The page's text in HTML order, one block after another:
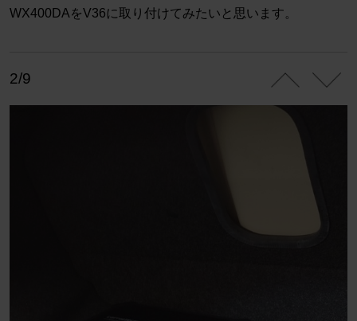
WX400DAをV36に取り付けてみたいと思います。
2/9